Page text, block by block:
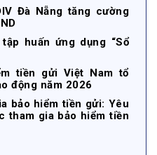
Đà Nẵng tăng cường
huấn ứng dụng “Sổ
tiền gửi Việt Nam tổ
động năm 2026
bảo hiểm tiền gửi: Yêu
tham gia bảo hiểm tiền